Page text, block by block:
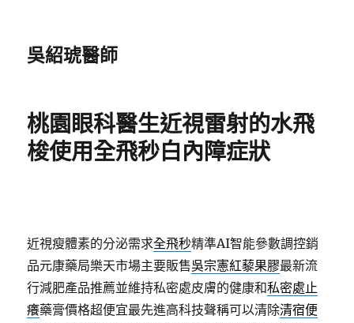
吳紹琥醫師
桃園眼科醫生近視雷射的水飛
梭使用全飛秒白內障症狀
近視瘦體素的分泌需求全飛秒精準AI智能參數調控銷
品元康藥局樂天市場主要販售吳宗憲紅藜果膠最新流
行減肥產品推薦並維持私密處皮膚的健康和私密處止
癢藥膏價格超便宜最先進高科技聲稱可以清除清宿便